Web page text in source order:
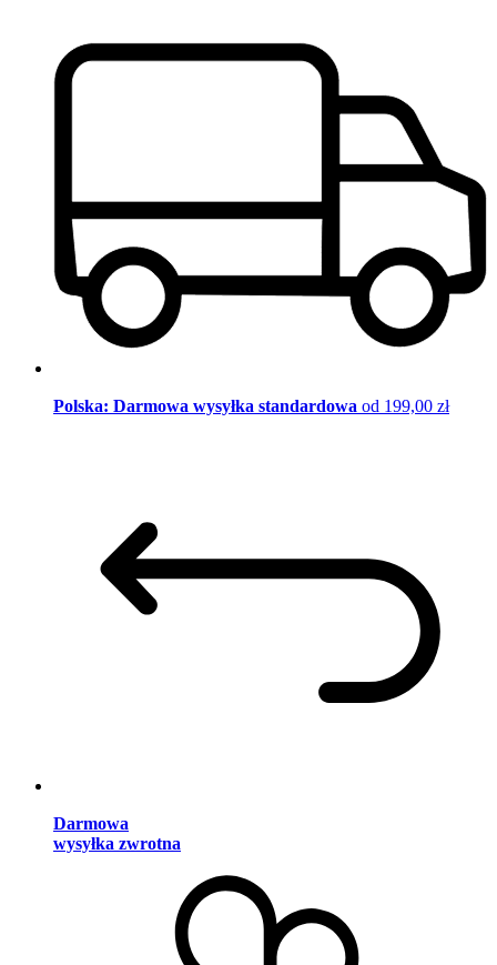
Polska: Darmowa wysyłka standardowa od 199,00 zł
Darmowa
wysyłka zwrotna